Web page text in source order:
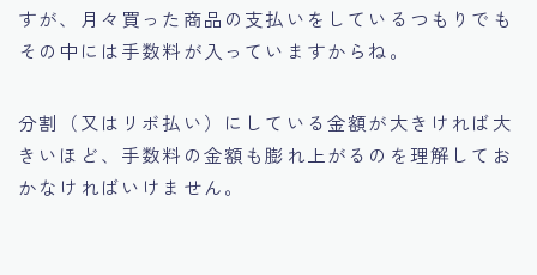
すが、月々買った商品の支払いをしているつもりでも
その中には手数料が入っていますからね。
分割（又はリボ払い）にしている金額が大きければ大
きいほど、手数料の金額も膨れ上がるのを理解してお
かなければいけません。